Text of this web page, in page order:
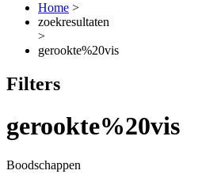
Home >
zoekresultaten
>
gerookte%20vis
Filters
gerookte%20vis
Boodschappen